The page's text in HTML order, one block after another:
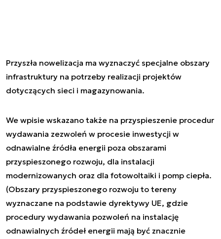
Przyszła nowelizacja ma wyznaczyć specjalne obszary
infrastruktury na potrzeby realizacji projektów
dotyczących sieci i magazynowania.
We wpisie wskazano także na przyspieszenie procedur
wydawania zezwoleń w procesie inwestycji w
odnawialne źródła energii poza obszarami
przyspieszonego rozwoju, dla instalacji
modernizowanych oraz dla fotowoltaiki i pomp ciepła.
(Obszary przyspieszonego rozwoju to tereny
wyznaczane na podstawie dyrektywy UE, gdzie
procedury wydawania pozwoleń na instalację
odnawialnych źródeł energii mają być znacznie